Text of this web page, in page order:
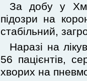
За добу у
підозри на
стабільний,
Наразі на
56 пацієнтів,
хворих на